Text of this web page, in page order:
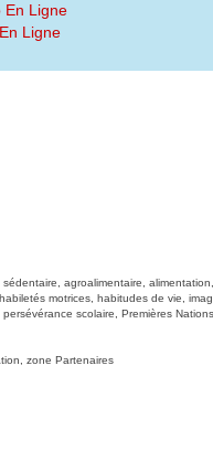
En Ligne
Ligne
agroalimentaire,
motrices, habitudes de vie,
scolaire, Premières
zone Partenaires